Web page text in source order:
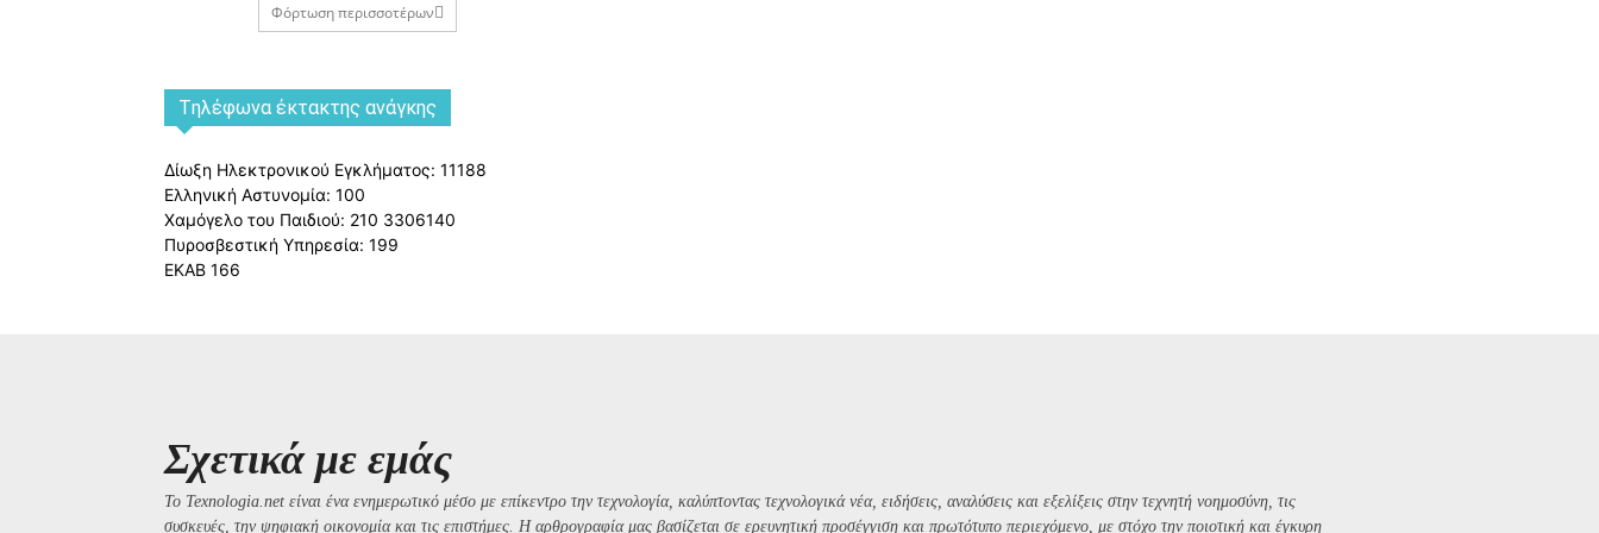
Φόρτωση περισσοτέρων
Tηλέφωνα έκτακτης ανάγκης
Δίωξη Ηλεκτρονικού Εγκλήματος: 11188
Ελληνική Αστυνομία: 100
Χαμόγελο του Παιδιού: 210 3306140
Πυροσβεστική Υπηρεσία: 199
ΕΚΑΒ 166
Σχετικά με εμάς
Το Texnologia.net είναι ένα ενημερωτικό μέσο με επίκεντρο την τεχνολογία, καλύπτοντας τεχνολογικά νέα, ειδήσεις, αναλύσεις και εξελίξεις στην τεχνητή νοημοσύνη, τις
συσκευές, την ψηφιακή οικονομία και τις επιστήμες. Η αρθρογραφία μας βασίζεται σε ερευνητική προσέγγιση και πρωτότυπο περιεχόμενο, με στόχο την ποιοτική και έγκυρη